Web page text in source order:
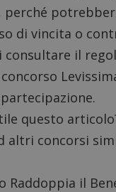
perché
di vincita o
consultare il
questo
altri concorsi
Raddoppia il